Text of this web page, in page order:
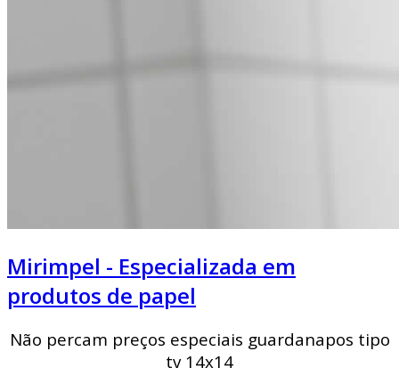
Mirimpel - Especializada em
produtos de papel
Não percam preços especiais guardanapos tipo
tv 14x14